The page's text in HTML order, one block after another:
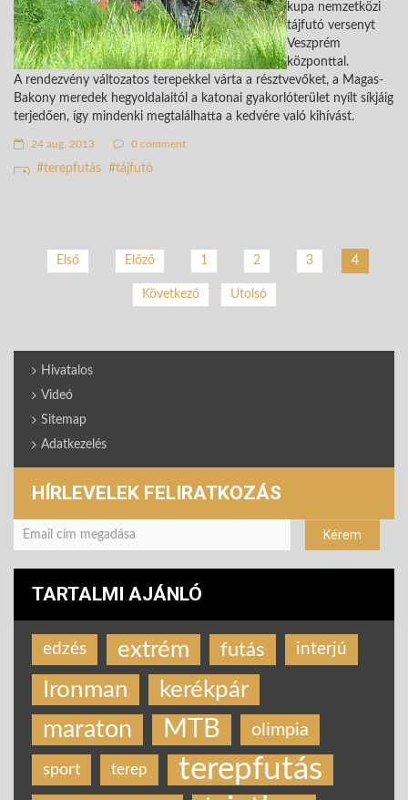
kupa nemzetközi
tájfutó versenyt
Veszprém
központtal.
A rendezvény változatos terepekkel várta a résztvevőket, a Magas-
Bakony meredek hegyoldalaitól a katonai gyakorlóterület nyílt síkjáig
terjedően, így mindenki megtalálhatta a kedvére való kihívást.
24 aug. 2013 0 comment
terepfutás tájfutó
Első Előző 1 2 3 4
Következő Utolsó
Hivatalos
Videó
Sitemap
Adatkezelés
HÍRLEVELEK FELIRATKOZÁS
TARTALMI AJÁNLÓ
edzés extrém futás interjú
Ironman kerékpár
maraton MTB olimpia
sport terep terepfutás